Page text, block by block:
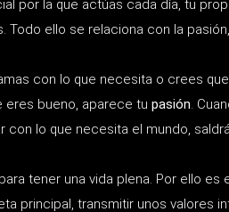
por la que actúas cada día, tu
Todo ello se relaciona con la
con lo que necesita o crees
eres bueno, aparece tu pasión.
con lo que necesita el mundo,
tener una vida plena. Por ello
principal, transmitir unos valores